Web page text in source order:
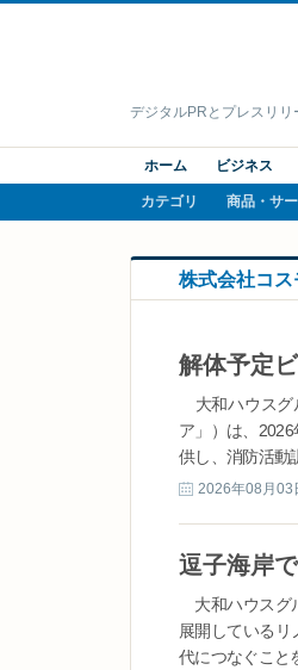
デジタルPRとプレスリリ
ホーム ビジネス
カテゴリ 商品・サ
株式会社コ
大和ハウスグ
ア」）は、
供し、消防活動
2026年08月03
大和ハウスグ
展開している
代につなぐこと